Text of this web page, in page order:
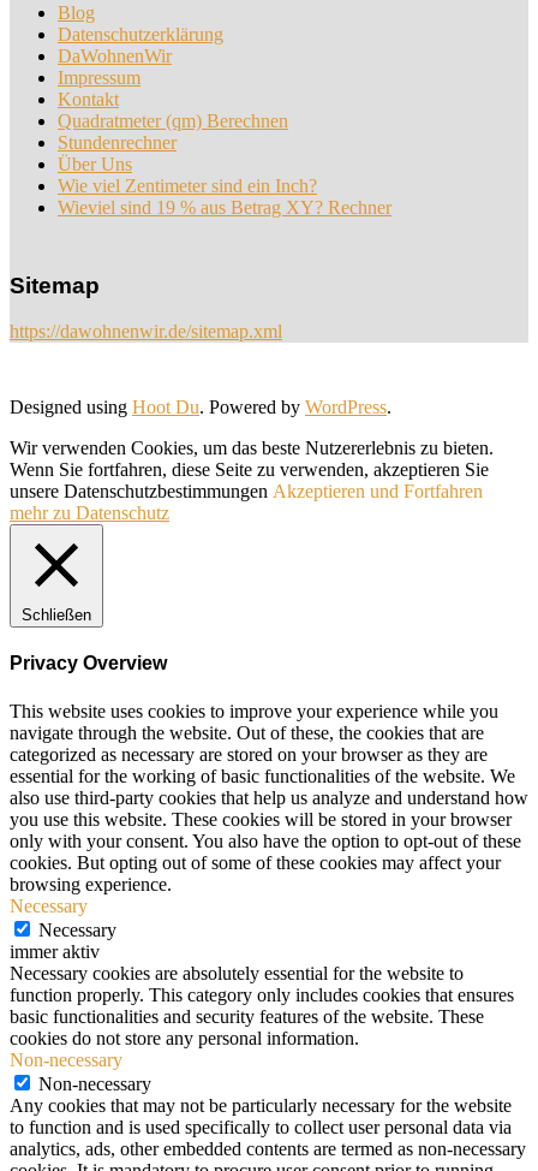
Blog
Datenschutzerklärung
DaWohnenWir
Impressum
Kontakt
Quadratmeter (qm) Berechnen
Stundenrechner
Über Uns
Wie viel Zentimeter sind ein Inch?
Wieviel sind 19 % aus Betrag XY? Rechner
Sitemap
https://dawohnenwir.de/sitemap.xml
Designed using Hoot Du. Powered by WordPress.
Wir verwenden Cookies, um das beste Nutzererlebnis zu bieten.
Wenn Sie fortfahren, diese Seite zu verwenden, akzeptieren Sie
unsere Datenschutzbestimmungen Akzeptieren und Fortfahren
mehr zu Datenschutz
Schließen
Privacy Overview
This website uses cookies to improve your experience while you
navigate through the website. Out of these, the cookies that are
categorized as necessary are stored on your browser as they are
essential for the working of basic functionalities of the website. We
also use third-party cookies that help us analyze and understand how
you use this website. These cookies will be stored in your browser
only with your consent. You also have the option to opt-out of these
cookies. But opting out of some of these cookies may affect your
browsing experience.
Necessary
Necessary
immer aktiv
Necessary cookies are absolutely essential for the website to
function properly. This category only includes cookies that ensures
basic functionalities and security features of the website. These
cookies do not store any personal information.
Non-necessary
Non-necessary
Any cookies that may not be particularly necessary for the website
to function and is used specifically to collect user personal data via
analytics, ads, other embedded contents are termed as non-necessary